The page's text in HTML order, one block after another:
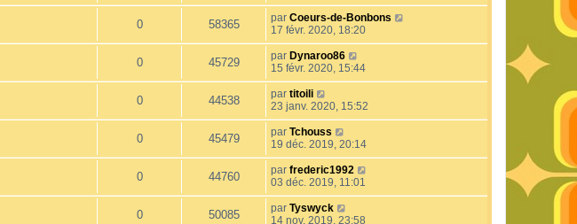
0 58365 par Coeurs-de-Bonbons
17 févr. 2020, 18:20
0 45729 par Dynaroo86
15 févr. 2020, 15:44
0 44538 par titoili
23 janv. 2020, 15:52
0 45479 par Tchouss
19 déc. 2019, 20:14
0 44760 par frederic1992
03 déc. 2019, 11:01
0 50085 par Tyswyck
14 nov. 2019, 23:58